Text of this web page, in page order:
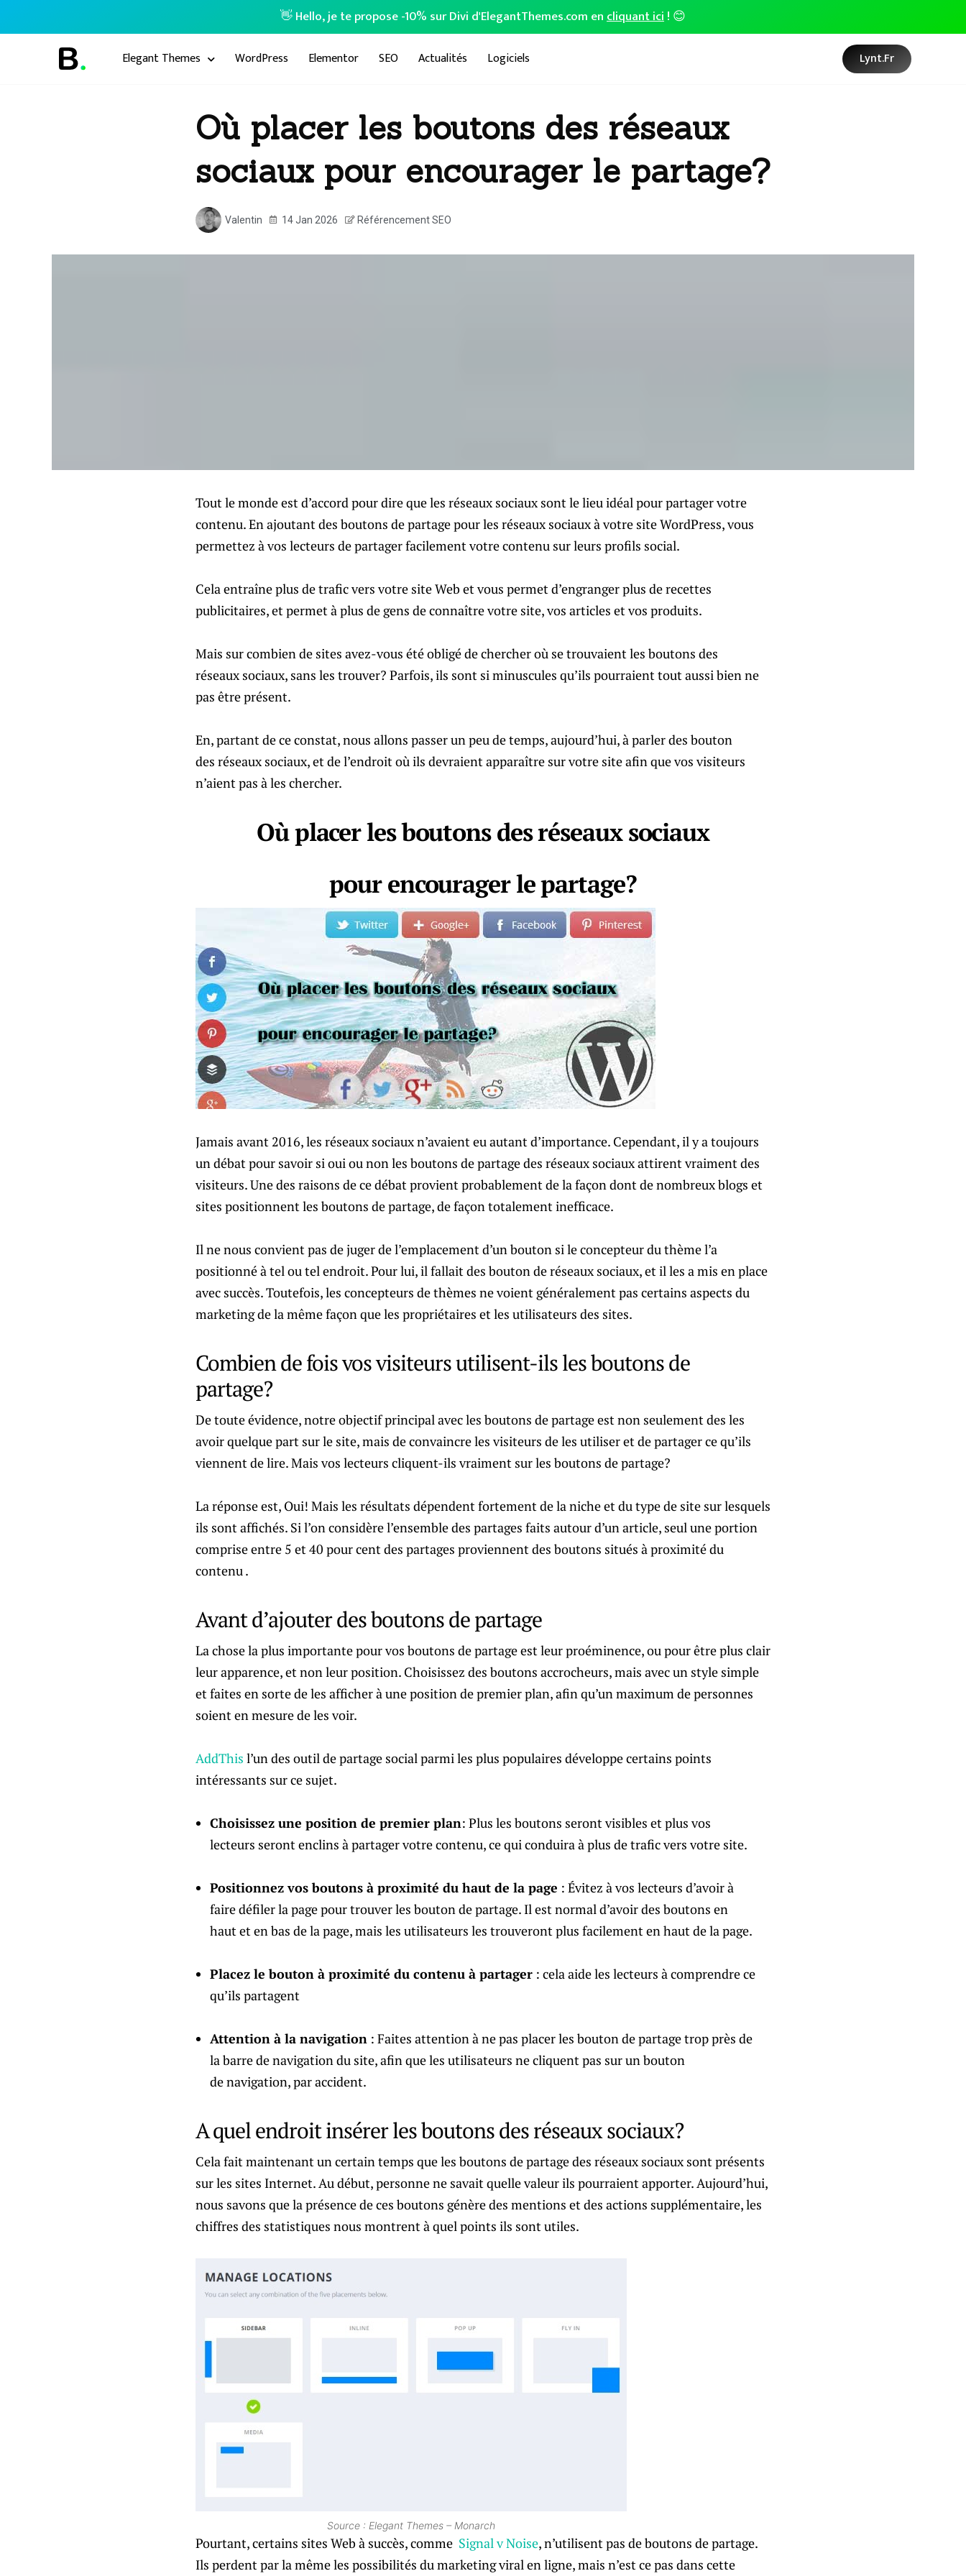
👋 Hello, je te propose -10% sur Divi d'ElegantThemes.com encliquant ici! 😊
Elegant Themes WordPress Elementor SEO Actualités Logiciels Lynt.fr
Où placer les boutons des réseaux
sociaux pour encourager le partage?
Valentin 14 Jan 2026 Référencement SEO
Tout le monde est d’accord pour dire que les réseaux sociaux sont le lieu idéal pour partager votre
contenu. En ajoutant des boutons de partage pour les réseaux sociaux à votre site WordPress, vous
permettez à vos lecteurs de partager facilement votre contenu sur leurs profils social.
Cela entraîne plus de trafic vers votre site Web et vous permet d’engranger plus de recettes
publicitaires, et permet à plus de gens de connaître votre site, vos articles et vos produits.
Mais sur combien de sites avez-vous été obligé de chercher où se trouvaient les boutons des
réseaux sociaux, sans les trouver? Parfois, ils sont si minuscules qu’ils pourraient tout aussi bien ne
pas être présent.
En, partant de ce constat, nous allons passer un peu de temps, aujourd’hui, à parler des bouton
des réseaux sociaux, et de l’endroit où ils devraient apparaître sur votre site afin que vos visiteurs
n’aient pas à les chercher.
Où placer les boutons des réseaux sociaux
pour encourager le partage?
Jamais avant 2016, les réseaux sociaux n’avaient eu autant d’importance. Cependant, il y a toujours
un débat pour savoir si oui ou non les boutons de partage des réseaux sociaux attirent vraiment des
visiteurs. Une des raisons de ce débat provient probablement de la façon dont de nombreux blogs et
sites positionnent les boutons de partage, de façon totalement inefficace.
Il ne nous convient pas de juger de l’emplacement d’un bouton si le concepteur du thème l’a
positionné à tel ou tel endroit. Pour lui, il fallait des bouton de réseaux sociaux, et il les a mis en place
avec succès. Toutefois, les concepteurs de thèmes ne voient généralement pas certains aspects du
marketing de la même façon que les propriétaires et les utilisateurs des sites.
Combien de fois vos visiteurs utilisent-ils les boutons de
partage?
De toute évidence, notre objectif principal avec les boutons de partage est non seulement des les
avoir quelque part sur le site, mais de convaincre les visiteurs de les utiliser et de partager ce qu’ils
viennent de lire. Mais vos lecteurs cliquent-ils vraiment sur les boutons de partage?
La réponse est, Oui! Mais les résultats dépendent fortement de la niche et du type de site sur lesquels
ils sont affichés. Si l’on considère l’ensemble des partages faits autour d’un article, seul une portion
comprise entre 5 et 40 pour cent des partages proviennent des boutons situés à proximité du
contenu .
Avant d’ajouter des boutons de partage
La chose la plus importante pour vos boutons de partage est leur proéminence, ou pour être plus clair
leur apparence, et non leur position. Choisissez des boutons accrocheurs, mais avec un style simple
et faites en sorte de les afficher à une position de premier plan, afin qu’un maximum de personnes
soient en mesure de les voir.
AddThis l’un des outil de partage social parmi les plus populaires développe certains points
intéressants sur ce sujet.
Choisissez une position de premier plan: Plus les boutons seront visibles et plus vos
lecteurs seront enclins à partager votre contenu, ce qui conduira à plus de trafic vers votre site.
Positionnez vos boutons à proximité du haut de la page : Évitez à vos lecteurs d’avoir à
faire défiler la page pour trouver les bouton de partage. Il est normal d’avoir des boutons en
haut et en bas de la page, mais les utilisateurs les trouveront plus facilement en haut de la page.
Placez le bouton à proximité du contenu à partager : cela aide les lecteurs à comprendre ce
qu’ils partagent
Attention à la navigation : Faites attention à ne pas placer les bouton de partage trop près de
la barre de navigation du site, afin que les utilisateurs ne cliquent pas sur un bouton
de navigation, par accident.
A quel endroit insérer les boutons des réseaux sociaux?
Cela fait maintenant un certain temps que les boutons de partage des réseaux sociaux sont présents
sur les sites Internet. Au début, personne ne savait quelle valeur ils pourraient apporter. Aujourd’hui,
nous savons que la présence de ces boutons génère des mentions et des actions supplémentaire, les
chiffres des statistiques nous montrent à quel points ils sont utiles.
Source : Elegant Themes – Monarch
Pourtant, certains sites Web à succès, comme Signal v Noise, n’utilisent pas de boutons de partage.
Ils perdent par la même les possibilités du marketing viral en ligne, mais n’est ce pas dans cette